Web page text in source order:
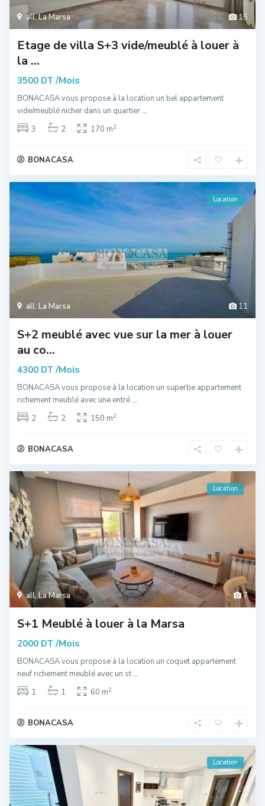
15
all,La Marsa
Etage de villa S+3 vide/meublé à louer à
la ...
3500 DT /Mois
BONACASA vous propose à la location un bel appartement
vide/meublé nicher dans un quartier...
3
2 170 m2
BONACASA
11
all, La Marsa
Location
S+2 meublé avec vue sur la mer à louer
au co...
4300 DT /Mois
BONACASA vous propose à la location un superbe appartement
richement meublé avec une entré...
2
2 150 m2
BONACASA
7
all,La Marsa
Location
S+1 Meublé à louer à la Marsa
2000 DT /Mois
BONACASA vous propose à la location un coquet appartement
neuf richement meublé avec un st...
1
1 60 m2
BONACASA
Location